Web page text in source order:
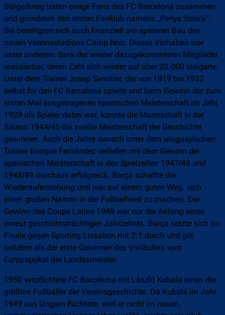
Bürgerkrieg traten einige Fans des FC Barcelona zusammen
und gründeten den ersten Fanklub namens „Penya Solera“.
Sie beteiligten sich auch finanziell am späteren Bau des
neuen Vereinsstadions Camp Nou. Dieses Vorhaben war
unter anderem dank der wieder dazugekommenen Mitglieder
realisierbar, deren Zahl sich wieder auf über 20.000 steigerte.
Unter dem Trainer Josep Samitier, der von 1919 bis 1932
selbst für den FC Barcelona spielte und beim Gewinn der zum
ersten Mal ausgetragenen spanischen Meisterschaft im Jahr
1929 als Spieler dabei war, konnte die Mannschaft in der
Saison 1944/45 die zweite Meisterschaft der Geschichte
gewinnen. Auch die Jahre danach unter dem uruguayischen
Trainer Enrique Fernández verliefen mit dem Gewinn der
spanischen Meisterschaft in den Spielzeiten 1947/48 und
1948/49 durchaus erfolgreich. Barça schaffte die
Wiederauferstehung und war auf einem guten Weg, sich
einen großen Namen in der Fußballwelt zu machen. Der
Gewinn des Coupe Latine 1949 war nur der Anfang eines
erneut geschichtsträchtigen Jahrzehnts. Barça setzte sich im
Finale gegen Sporting Lissabon mit 2:1 durch und gilt
seitdem als der erste Gewinner des Vorläufers vom
Europapokal der Landesmeister.
1950 verpflichtete FC Barcelona mit László Kubala einen der
größten Fußballer der Vereinsgeschichte. Da Kubala im Jahr
1949 aus Ungarn flüchtete, weil er nicht im neuen,